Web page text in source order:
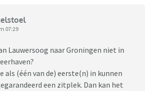
07:29
Lauwersoog naar Groningen niet in
als (één van de) eerste(n) in kunnen
een zitplek. Dan kan het